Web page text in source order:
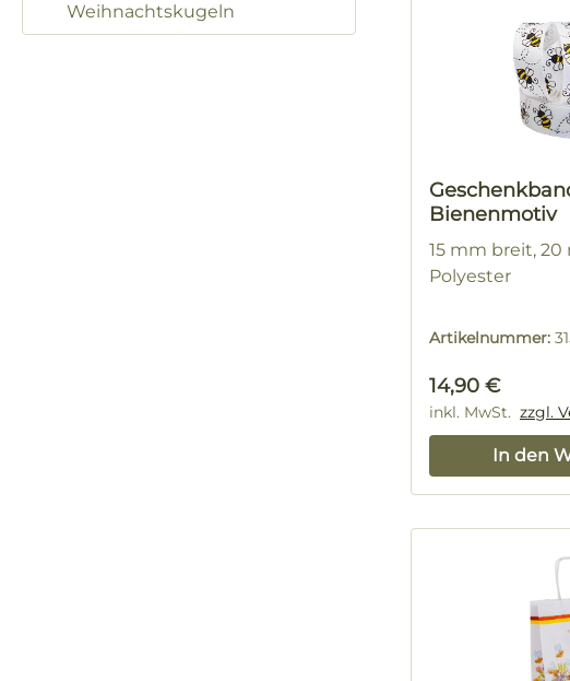
Weihnachtskugeln
Bienenmotiv
15 mm breit, 20
Polyester
Artikelnummer:
Regulärer
14,90 €
inkl. MwSt. zzgl.
In den